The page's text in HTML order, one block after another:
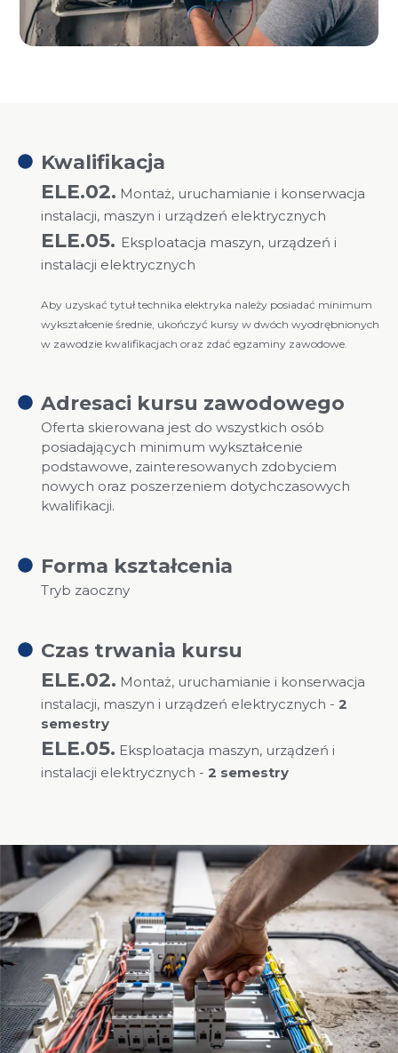
Kwalifikacja
ELE.02. Montaż, uruchamianie i konserwacja
instalacji, maszyn i urządzeń elektrycznych
ELE.05. Eksploatacja maszyn, urządzeń i
instalacji elektrycznych
Aby uzyskać tytuł technika elektryka należy posiadać minimum
wykształcenie średnie, ukończyć kursy w dwóch wyodrębnionych
w zawodzie kwalifikacjach oraz zdać egzaminy zawodowe.
Adresaci kursu zawodowego
Oferta skierowana jest do wszystkich osób
posiadających minimum wykształcenie
podstawowe, zainteresowanych zdobyciem
nowych oraz poszerzeniem dotychczasowych
kwalifikacji.
Forma kształcenia
Tryb zaoczny
Czas trwania kursu
ELE.02. Montaż, uruchamianie i konserwacja
instalacji, maszyn i urządzeń elektrycznych -2
semestry
ELE.05. Eksploatacja maszyn, urządzeń i
instalacji elektrycznych -2 semestry